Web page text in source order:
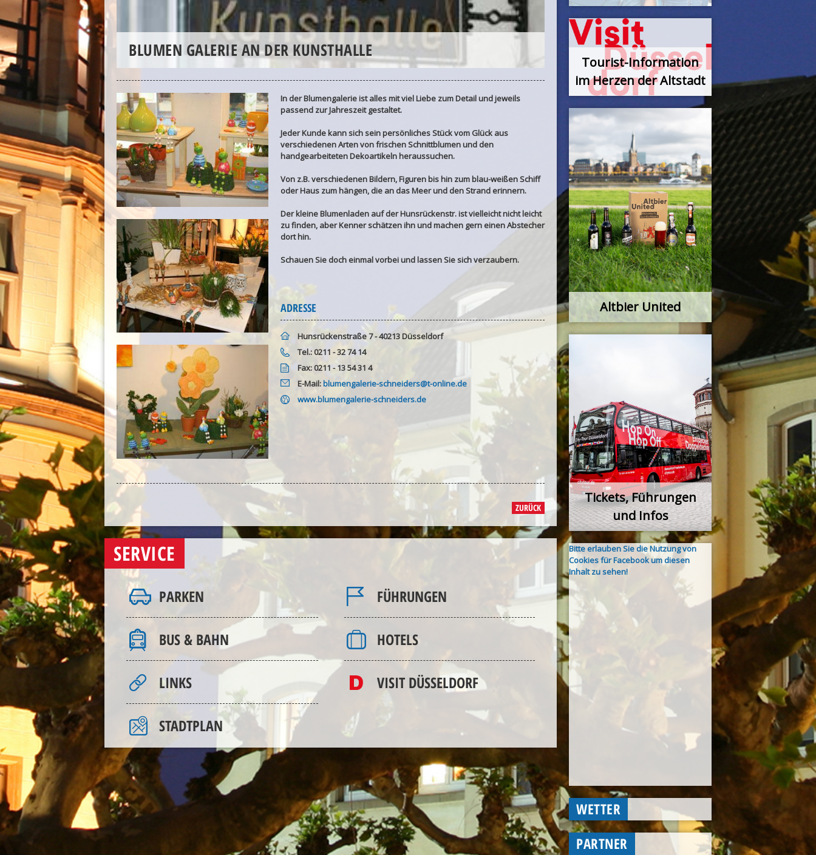
BLUMEN GALERIE AN DER KUNSTHALLE
In der Blumengalerie ist alles mit viel Liebe zum Detail und jeweils
passend zur Jahreszeit gestaltet.
Jeder Kunde kann sich sein persönliches Stück vom Glück aus
verschiedenen Arten von frischen Schnittblumen und den
handgearbeiteten Dekoartikeln heraussuchen.
Von z.B. verschiedenen Bildern, Figuren bis hin zum blau-weißen Schiff
oder Haus zum hängen, die an das Meer und den Strand erinnern.
Der kleine Blumenladen auf der Hunsrückenstr. ist vielleicht nicht leicht
zu finden, aber Kenner schätzen ihn und machen gern einen Abstecher
dort hin.
Schauen Sie doch einmal vorbei und lassen Sie sich verzaubern.
ADRESSE
Hunsrückenstraße 7 - 40213 Düsseldorf
Tel.: 0211 - 32 74 14
Fax: 0211 - 13 54 31 4
E-Mail:blumengalerie-schneiders@t-online.de
www.blumengalerie-schneiders.de
ZURÜCK
SERVICE
PARKEN
BUS & BAHN
LINKS
STADTPLAN
FÜHRUNGEN
HOTELS
VISIT DÜSSELDORF
Tourist-Information
im Herzen der Altstadt
Altbier United
Tickets, Führungen
und Infos
Bitte erlauben Sie die Nutzung von
Cookies für Facebook um diesen
Inhalt zu sehen!
WETTER
PARTNER